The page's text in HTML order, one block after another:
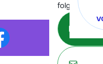
folgenden